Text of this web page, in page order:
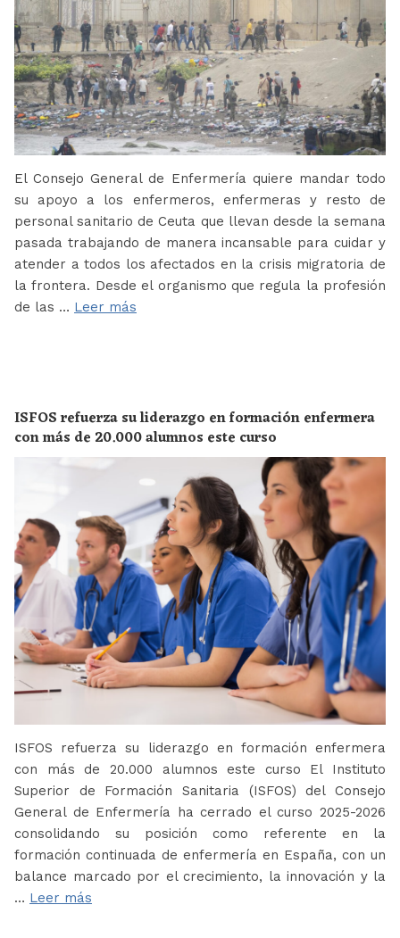
El Consejo General de Enfermería quiere mandar todo
su apoyo a los enfermeros, enfermeras y resto de
personal sanitario de Ceuta que llevan desde la semana
pasada trabajando de manera incansable para cuidar y
atender a todos los afectados en la crisis migratoria de
la frontera. Desde el organismo que regula la profesión
de las … Leer más
ISFOS refuerza su liderazgo en formación enfermera
con más de 20.000 alumnos este curso
ISFOS refuerza su liderazgo en formación enfermera
con más de 20.000 alumnos este curso El Instituto
Superior de Formación Sanitaria (ISFOS) del Consejo
General de Enfermería ha cerrado el curso 2025-2026
consolidando su posición como referente en la
formación continuada de enfermería en España, con un
balance marcado por el crecimiento, la innovación y la
… Leer más